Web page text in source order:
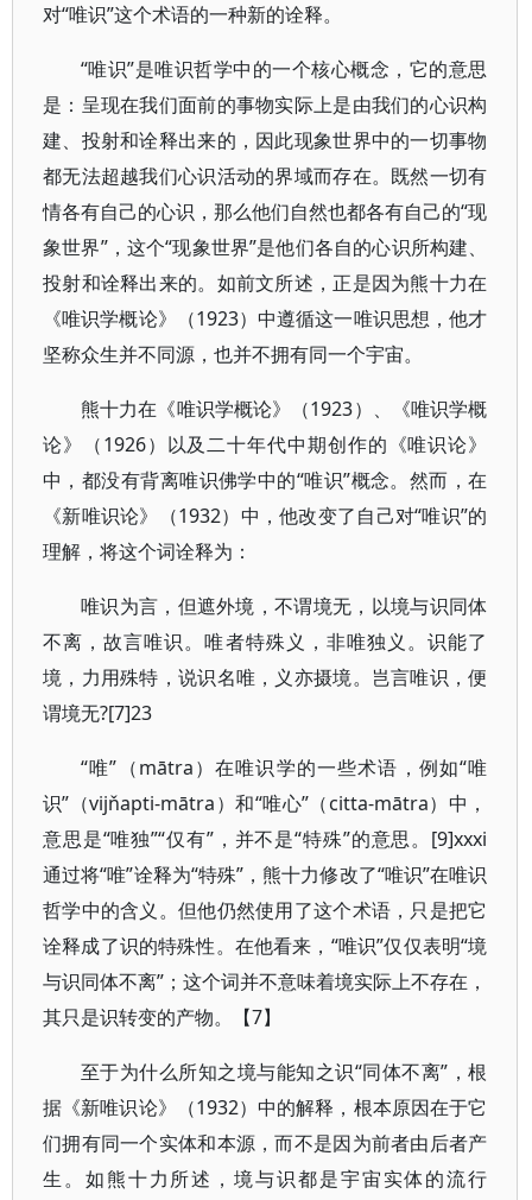
对“唯识”这个术语的一种新的诠释。
“唯识”是唯识哲学中的一个核心概念，它的意思
是：呈现在我们面前的事物实际上是由我们的心识构
建、投射和诠释出来的，因此现象世界中的一切事物
都无法超越我们心识活动的界域而存在。既然一切有
情各有自己的心识，那么他们自然也都各有自己的“现
象世界”，这个“现象世界”是他们各自的心识所构建、
投射和诠释出来的。如前文所述，正是因为熊十力在
《唯识学概论》（1923）中遵循这一唯识思想，他才
坚称众生并不同源，也并不拥有同一个宇宙。
熊十力在《唯识学概论》（1923）、《唯识学概
论》（1926）以及二十年代中期创作的《唯识论》
中，都没有背离唯识佛学中的“唯识”概念。然而，在
《新唯识论》（1932）中，他改变了自己对“唯识”的
理解，将这个词诠释为：
唯识为言，但遮外境，不谓境无，以境与识同体
不离，故言唯识。唯者特殊义，非唯独义。识能了
境，力用殊特，说识名唯，义亦摄境。岂言唯识，便
谓境无?[7]23
“唯”（mātra）在唯识学的一些术语，例如“唯
识”（vijňapti-mātra）和“唯心”（citta-mātra）中，
意思是“唯独”“仅有”，并不是“特殊”的意思。[9]xxxi
通过将“唯”诠释为“特殊”，熊十力修改了“唯识”在唯识
哲学中的含义。但他仍然使用了这个术语，只是把它
诠释成了识的特殊性。在他看来，“唯识”仅仅表明“境
与识同体不离”；这个词并不意味着境实际上不存在，
其只是识转变的产物。【7】
至于为什么所知之境与能知之识“同体不离”，根
据《新唯识论》（1932）中的解释，根本原因在于它
们拥有同一个实体和本源，而不是因为前者由后者产
生。如熊十力所述，境与识都是宇宙实体的流行